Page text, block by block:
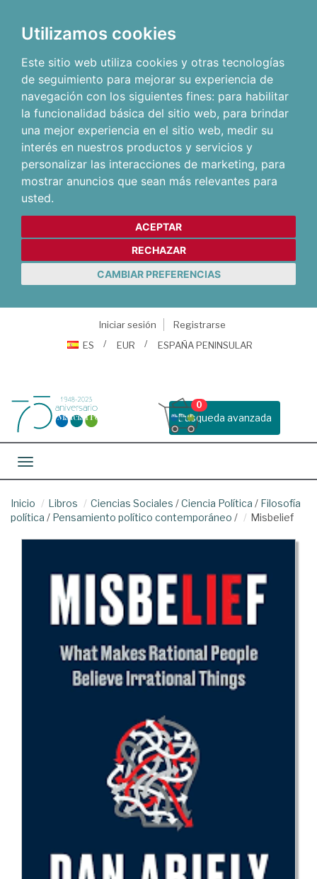
Utilizamos cookies
Este sitio web utiliza cookies y otras tecnologías
de seguimiento para mejorar su experiencia de
navegación con los siguientes fines: para habilitar
la funcionalidad básica del sitio web, para brindar
una mejor experiencia en el sitio web, medir su
interés en nuestros productos y servicios y
personalizar las interacciones de marketing, para
mostrar anuncios que sean más relevantes para
usted.
ACEPTAR
RECHAZAR
CAMBIAR PREFERENCIAS
Iniciar sesión
Registrarse
ES
EUR ESPAÑA PENINSULAR
Busqueda avanzada
0
Toggle navigation
Inicio Libros Ciencias Sociales /Ciencia Política / Filosofía
política / Pensamiento político contemporáneo / Misbelief